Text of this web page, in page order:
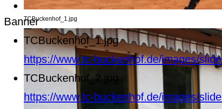
TCBuckenhof_1.jpg
Banner
TCBuckenhof_1.jpg
https://www.tc-buckenhof.de/images/
TCBuckenhof_2.jpg
https://www.tc-buckenhof.de/images/